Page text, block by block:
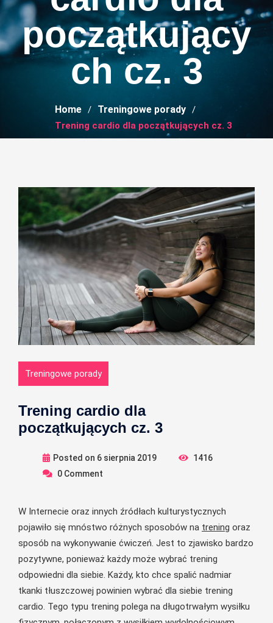
początkujący
ch cz. 3
Home Treningowe porady
Trening cardio dla początkujących cz. 3
Treningowe porady
Trening cardio dla
początkujących cz. 3
Posted on 6 sierpnia 2019
1416
0 Comment
W Internecie oraz innych źródłach kulturystycznych
pojawiło się mnóstwo różnych sposobów na trening oraz
sposób na wykonywanie ćwiczeń. Jest to zjawisko bardzo
pozytywne, ponieważ każdy może wybrać trening
odpowiedni dla siebie. Każdy, kto chce spalić nadmiar
tkanki tłuszczowej powinien wybrać dla siebie trening
cardio. Tego typu trening polega na długotrwałym wysiłku